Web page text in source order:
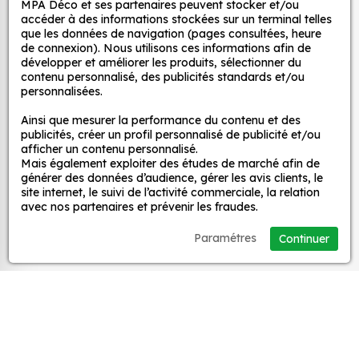
et ce, à moindre coût et sans effort.
Quels sont les avantages de nos stickers
décoration ?
Une grande variété de motifs et de couleurs :
disponibles dans une large gamme de motifs et
de couleurs, ce qui vous permet de trouver le
sticker parfait pour votre décoration.
Une installation facile : nos stickers sont faciles
à installer, même pour les débutants. Il suffit de
la surface souhaitée. Vous pouvez vous aider
d’une raclette si besoin.
décoratifs
MPA Déco
Nos services
Nos sites
Mon Compte
MPA Déco et ses partenaires peuvent stocker et/ou
accéder à des informations stockées sur un terminal telles
que les données de navigation (pages consultées, heure
de connexion). Nous utilisons ces informations afin de
développer et améliorer les produits, sélectionner du
contenu personnalisé, des publicités standards et/ou
personnalisées.
Ainsi que mesurer la performance du contenu et des
publicités, créer un profil personnalisé de publicité et/ou
afficher un contenu personnalisé.
Mais également exploiter des études de marché afin de
générer des données d’audience, gérer les avis clients, le
site internet, le suivi de l’activité commerciale, la relation
avec nos partenaires et prévenir les fraudes.
Continuer
Paramétres